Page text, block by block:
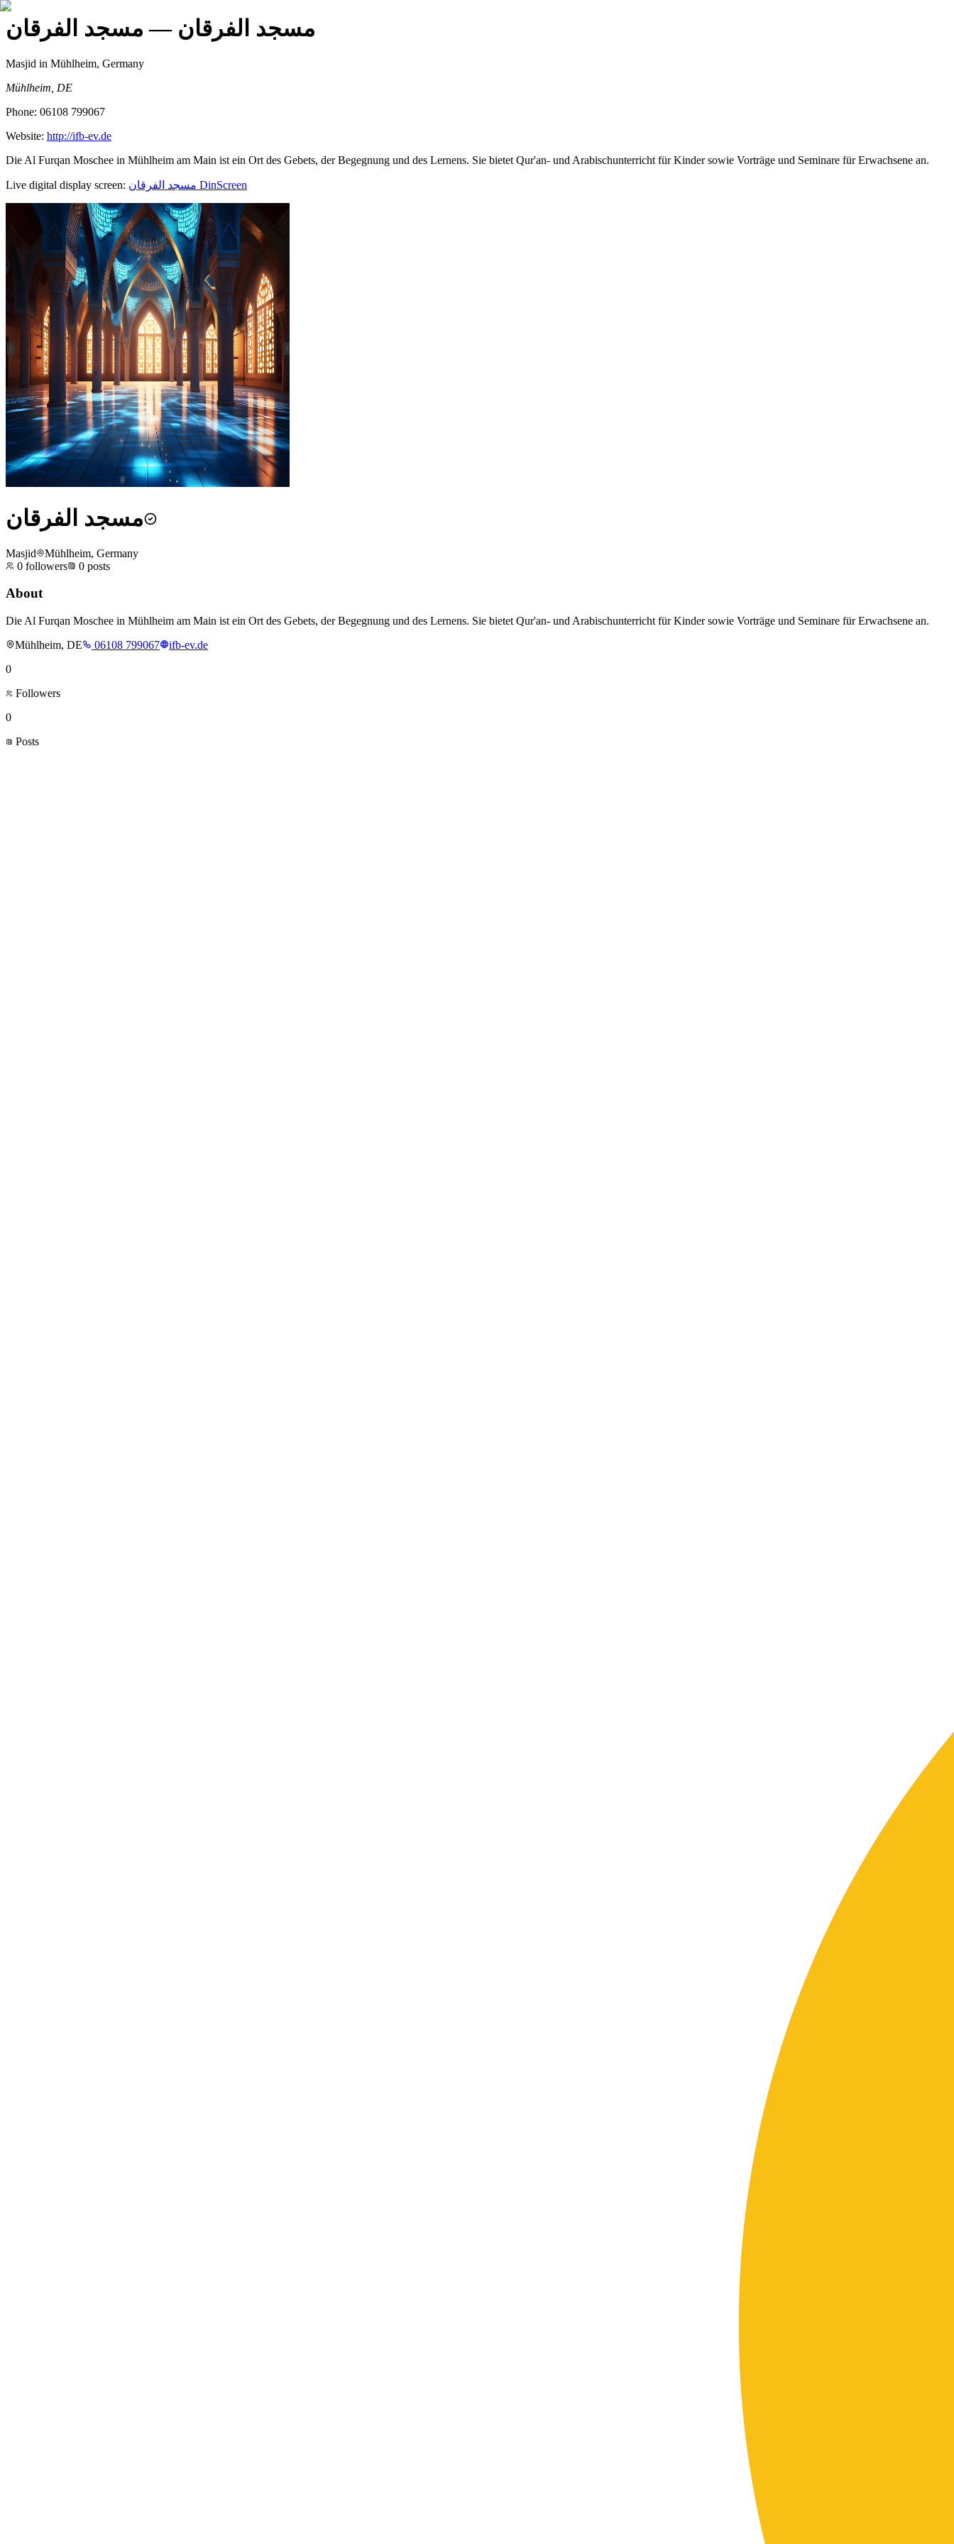
مسجد الفرقان — مسجد الفرقان
Masjid in Mühlheim, Germany
Mühlheim, DE
Phone: 06108 799067
Website: http://ifb-ev.de
Die Al Furqan Moschee in Mühlheim am Main ist ein Ort des Gebets, der Begegnung und des Lernens. Sie bietet Qur'an- und Arabischunterricht für Kinder sowie Vorträge und Seminare für Erwachsene an.
Live digital display screen: مسجد الفرقان DinScreen
مسجد الفرقان
Masjid
Mühlheim, Germany
0 followers 0 posts
About
Die Al Furqan Moschee in Mühlheim am Main ist ein Ort des Gebets, der Begegnung und des Lernens. Sie bietet Qur'an- und Arabischunterricht für Kinder sowie Vorträge und Seminare für Erwachsene an.
Mühlheim, DE
06108 799067
ifb-ev.de
0
Followers
0
Posts